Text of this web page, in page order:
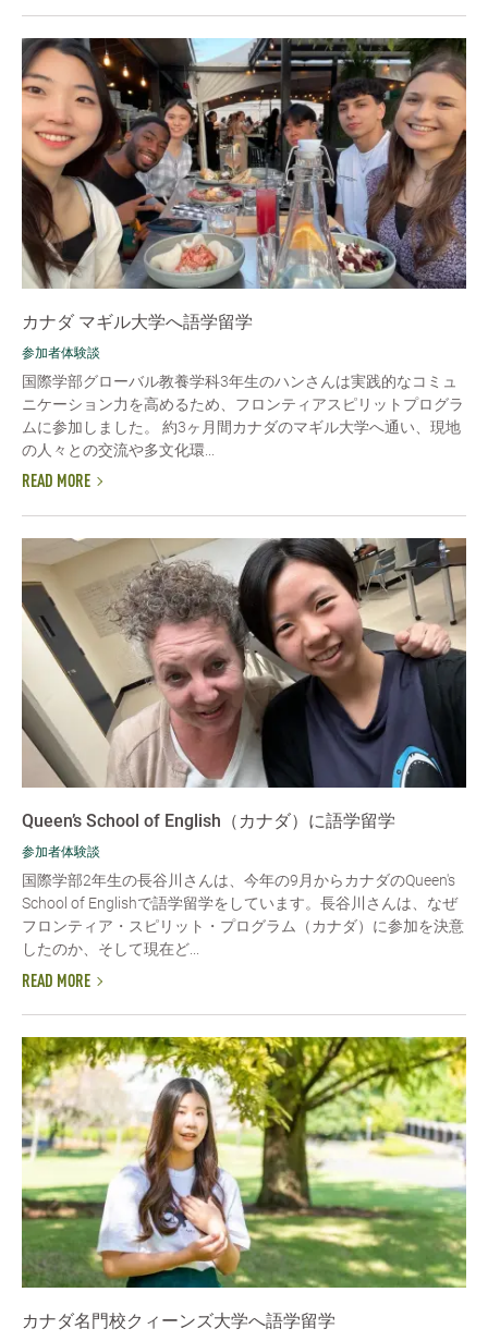
カナダ マギル大学へ語学留学
参加者体験談
国際学部グローバル教養学科3年生のハンさんは実践的なコミュ
ニケーション力を高めるため、フロンティアスピリットプログラ
ムに参加しました。 約3ヶ月間カナダのマギル大学へ通い、現地
の人々との交流や多文化環...
READ MORE
Queen’s School of English（カナダ）に語学留学
参加者体験談
国際学部2年生の長谷川さんは、今年の9月からカナダのQueen's
School of Englishで語学留学をしています。長谷川さんは、なぜ
フロンティア・スピリット・プログラム（カナダ）に参加を決意
したのか、そして現在ど...
READ MORE
カナダ名門校クィーンズ大学へ語学留学